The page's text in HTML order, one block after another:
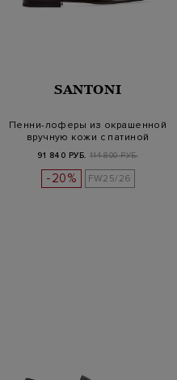
SANTONI
Пенни-лоферы из окрашенной
вручную кожи с патиной
91 840 РУБ. 114 800 РУБ.
-20% FW25/26